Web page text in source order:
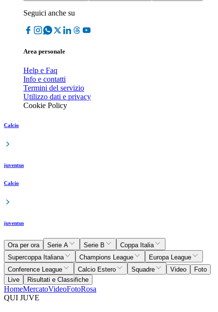
Seguici anche su
Area personale
Help e Faq
Info e contatti
Termini del servizio
Utilizzo dati e privacy
Cookie Policy
Calcio
juventus
Calcio
juventus
Ora per ora Serie A Serie B
Coppa Italia
Supercoppa Italiana
Champions League
Europa League
Conference League
Calcio Estero Squadre Video
Foto
Live
Risultati e Classifiche
HomeMercatoVideoFotoRosa
QUI JUVE